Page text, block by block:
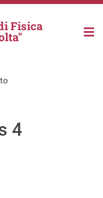
Fisica
social
4